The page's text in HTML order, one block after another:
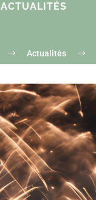
ACTUALITÉS
$ Actualités $